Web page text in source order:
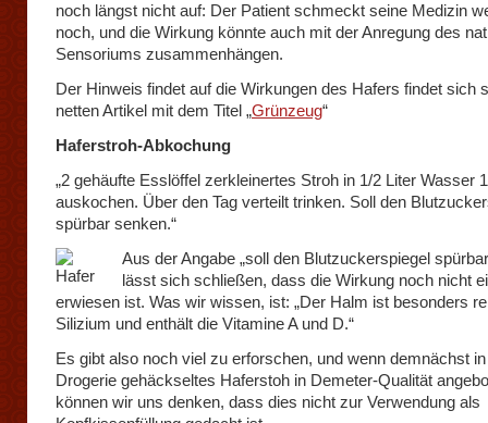
noch längst nicht auf: Der Patient schmeckt seine Medizin
noch, und die Wirkung könnte auch mit der Anregung des
Sensoriums zusammenhängen.
Der Hinweis findet auf die Wirkungen des Hafers findet sich
netten Artikel mit dem Titel „Grünzeug“
Haferstroh-Abkochung
„2 gehäufte Esslöffel zerkleinertes Stroh in 1/2 Liter Wasser
auskochen. Über den Tag verteilt trinken. Soll den
spürbar senken.“
Aus der Angabe „soll den Blutzuckerspiegel
lässt sich schließen, dass die Wirkung noch nicht
erwiesen ist. Was wir wissen, ist: „Der Halm ist besonders
Silizium und enthält die Vitamine A und D.“
Es gibt also noch viel zu erforschen, und wenn demnächst
Drogerie gehäckseltes Haferstoh in Demeter-Qualität
können wir uns denken, dass dies nicht zur Verwendung als